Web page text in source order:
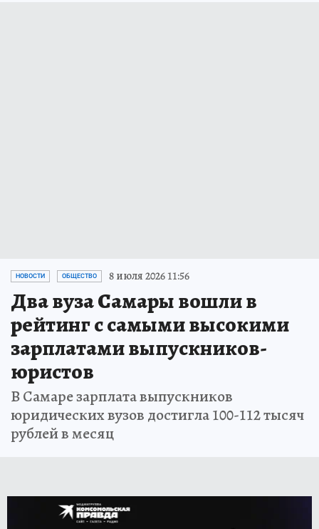
НОВОСТИ ОБЩЕСТВО 8 июля 2026 11:56
Два вуза Самары вошли в
рейтинг с самыми высокими
зарплатами выпускников-
юристов
В Самаре зарплата выпускников
юридических вузов достигла 100-112 тысяч
рублей в месяц